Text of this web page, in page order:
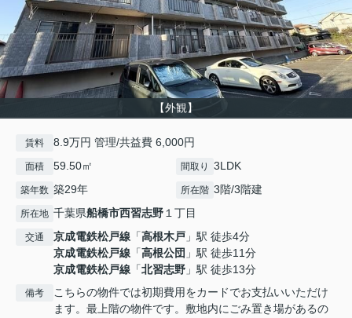
【外観】
賃料 8.9万円 管理/共益費 6,000円
面積 59.50㎡ 間取り 3LDK
築年数 築29年 所在階 3階/3階建
所在地 千葉県船橋市西習志野１丁目
交通 京成電鉄松戸線 「高根木戸 」駅 徒歩4分
京成電鉄松戸線 「高根公団 」駅 徒歩11分
京成電鉄松戸線 「北習志野 」駅 徒歩13分
備考
こちらの物件では初期費用をカードでお支払いいただけ
ます。最上階の物件です。敷地内にごみ置き場があるの